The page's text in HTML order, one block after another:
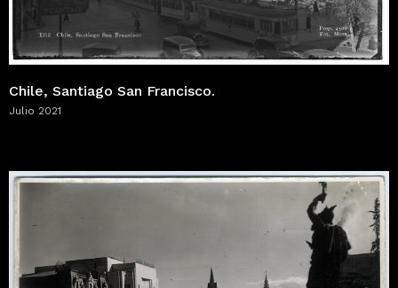
Chile, Santiago San Francisco.
Julio 2021